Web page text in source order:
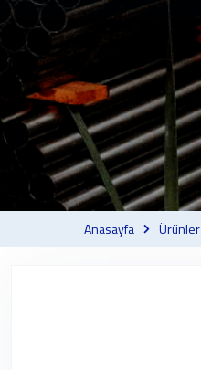
Anasayfa Ürünler